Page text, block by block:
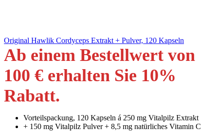
Original Hawlik Cordyceps Extrakt + Pulver, 120 Kapseln
Ab einem Bestellwert von
100 € erhalten Sie 10%
Rabatt.
Vorteilspackung, 120 Kapseln á 250 mg Vitalpilz Extrakt
+ 150 mg Vitalpilz Pulver + 8,5 mg natürliches Vitamin C